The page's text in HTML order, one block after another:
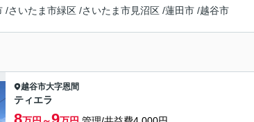
/さいたま市緑区 /さいたま市見沼区 /蓮田市 /越谷市
越谷市大字恩間
ティエラ